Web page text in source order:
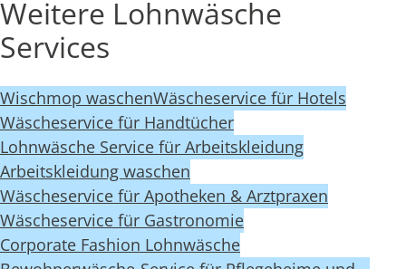
Weitere Lohnwäsche
Services
Wischmop waschenWäscheservice für Hotels
Wäscheservice für Handtücher
Lohnwäsche Service für Arbeitskleidung
Arbeitskleidung waschen
Wäscheservice für Apotheken & Arztpraxen
Wäscheservice für Gastronomie
Corporate Fashion Lohnwäsche